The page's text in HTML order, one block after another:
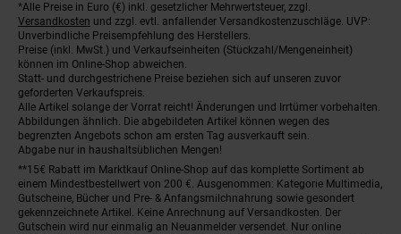
Fußnoten
*Alle Preise in Euro (€) inkl. gesetzlicher Mehrwertsteuer, zzgl.
Versandkosten und zzgl. evtl. anfallender Versandkostenzuschläge. UVP:
Unverbindliche Preisempfehlung des Herstellers.
Preise (inkl. MwSt.) und Verkaufseinheiten (Stückzahl/Mengeneinheit)
können im Online-Shop abweichen.
Statt- und durchgestrichene Preise beziehen sich auf unseren zuvor
geforderten Verkaufspreis.
Alle Artikel solange der Vorrat reicht! Änderungen und Irrtümer vorbehalten.
Abbildungen ähnlich. Die abgebildeten Artikel können wegen des
begrenzten Angebots schon am ersten Tag ausverkauft sein.
Abgabe nur in haushaltsüblichen Mengen!
**15€ Rabatt im Marktkauf Online-Shop auf das komplette Sortiment ab
einem Mindestbestellwert von 200 €. Ausgenommen: Kategorie Multimedia,
Gutscheine, Bücher und Pre- & Anfangsmilchnahrung sowie gesondert
gekennzeichnete Artikel. Keine Anrechnung auf Versandkosten. Der
Gutschein wird nur einmalig an Neuanmelder versendet. Nur online